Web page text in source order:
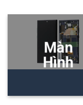
Màn
Hình